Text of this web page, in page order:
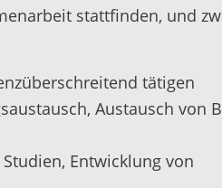
stattfinden, und
tätigen
Austausch von
Entwicklung von